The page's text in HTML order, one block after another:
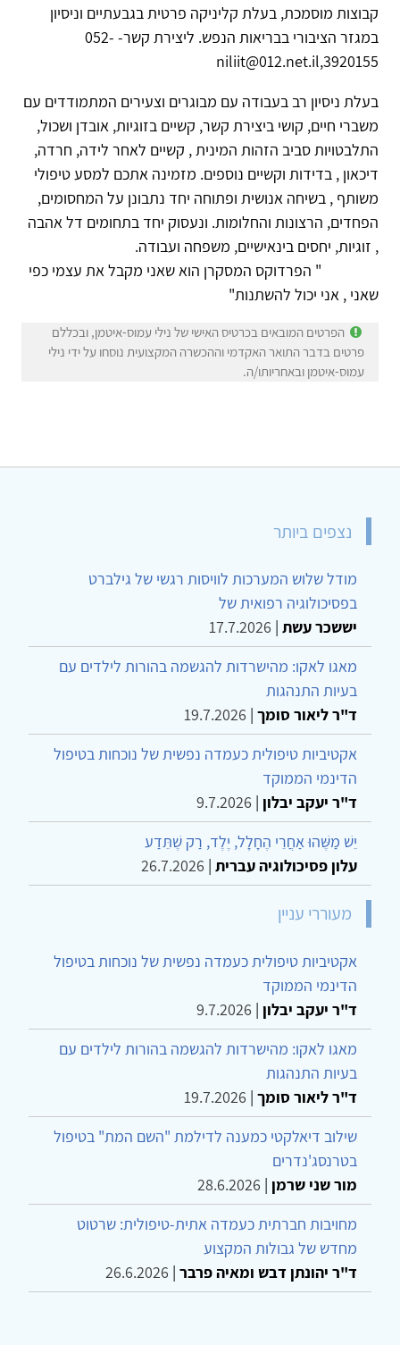
קבוצות מוסמכת, בעלת קליניקה פרטית בגבעתיים וניסיון
במגזר הציבורי בבריאות הנפש. ליצירת קשר- 052-
3920155,niliit@012.net.il
בעלת ניסיון רב בעבודה עם מבוגרים וצעירים המתמודדים עם
משברי חיים, קושי ביצירת קשר, קשיים בזוגיות, אובדן ושכול,
התלבטויות סביב הזהות המינית , קשיים לאחר לידה, חרדה,
דיכאון , בדידות וקשיים נוספים. מזמינה אתכם למסע טיפולי
משותף , בשיחה אנושית ופתוחה יחד נתבונן על המחסומים,
הפחדים, הרצונות והחלומות. ונעסוק יחד בתחומים דל אהבה
, זוגיות, יחסים בינאישיים, משפחה ועבודה.
" הפרדוקס המסקרן הוא שאני מקבל את עצמי כפי
שאני , אני יכול להשתנות"
הפרטים המובאים בכרטיס האישי של נילי עמוס-איטמן, ובכללם
פרטים בדבר התואר האקדמי וההכשרה המקצועית נוסחו על ידי נילי
עמוס-איטמן ובאחריותו/ה.
נצפים ביותר
מודל שלוש המערכות לוויסות רגשי של גילברט
בפסיכולוגיה רפואית של
יששכר עשת |
17.7.2026
מאגו לאקו: מהישרדות להגשמה בהורות לילדים עם
בעיות התנהגות
ד"ר ליאור סומך |
19.7.2026
אקטיביות טיפולית כעמדה נפשית של נוכחות בטיפול
הדינמי הממוקד
ד"ר יעקב יבלון |
9.7.2026
יֵשׁ מַשֶּׁהוּ אַחֲרֵי הֶחָלָל, יֶלֶד, רַק שֶׁתֵּדַע
עלון פסיכולוגיה עברית |
26.7.2026
מעוררי עניין
אקטיביות טיפולית כעמדה נפשית של נוכחות בטיפול
הדינמי הממוקד
ד"ר יעקב יבלון |
9.7.2026
מאגו לאקו: מהישרדות להגשמה בהורות לילדים עם
בעיות התנהגות
ד"ר ליאור סומך |
19.7.2026
שילוב דיאלקטי כמענה לדילמת "השם המת" בטיפול
בטרנסג'נדרים
מור שני שרמן |
28.6.2026
מחויבות חברתית כעמדה אתית-טיפולית: שרטוט
מחדש של גבולות המקצוע
ד"ר יהונתן דבש ומאיה פרבר |
26.6.2026